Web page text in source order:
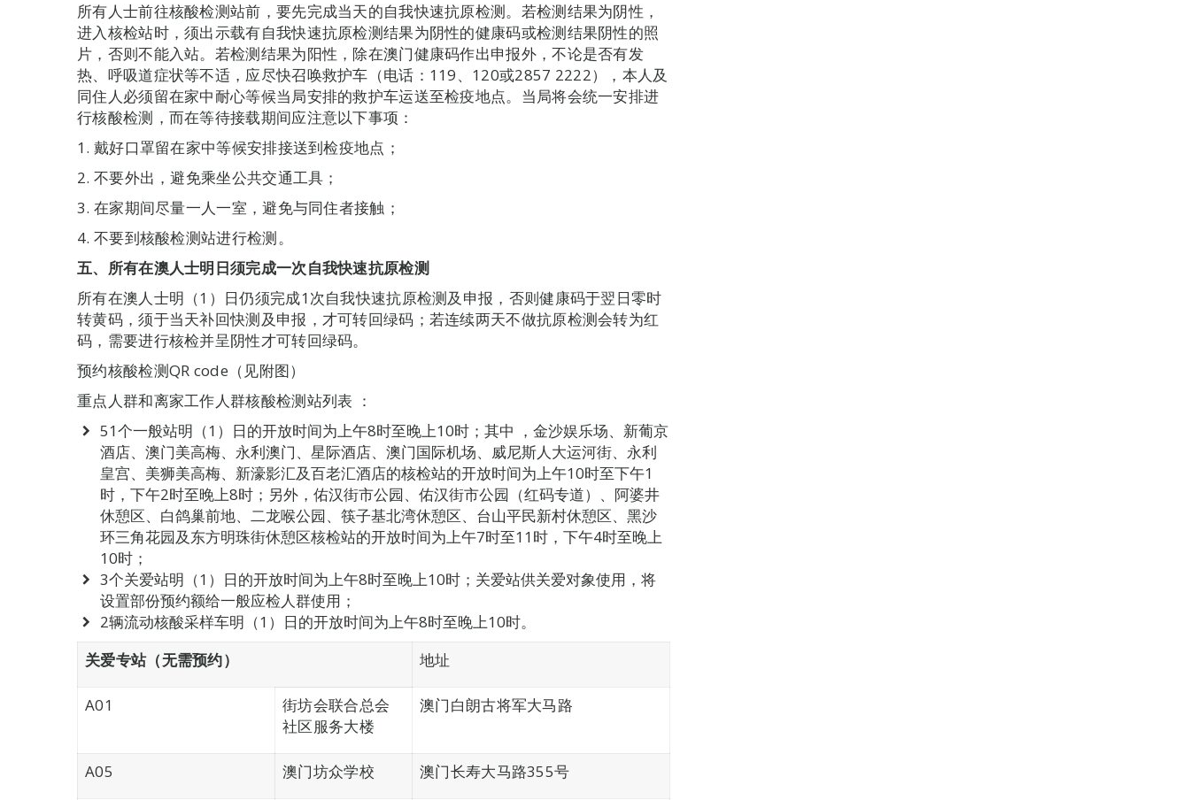
所有人士前往核酸检测站前，要先完成当天的自我快速抗原检测。若检测结果为阴性，
进入核检站时，须出示载有自我快速抗原检测结果为阴性的健康码或检测结果阴性的照
片，否则不能入站。若检测结果为阳性，除在澳门健康码作出申报外，不论是否有发
热、呼吸道症状等不适，应尽快召唤救护车（电话：119、120或2857 2222），本人及
同住人必须留在家中耐心等候当局安排的救护车运送至检疫地点。当局将会统一安排进
行核酸检测，而在等待接载期间应注意以下事项：
1. 戴好口罩留在家中等候安排接送到检疫地点；
2. 不要外出，避免乘坐公共交通工具；
3. 在家期间尽量一人一室，避免与同住者接触；
4. 不要到核酸检测站进行检测。
五、 所有在澳人士明日须完成一次自我快速抗原检测
所有在澳人士明（1）日仍须完成1次自我快速抗原检测及申报，否则健康码于翌日零时
转黄码，须于当天补回快测及申报，才可转回绿码；若连续两天不做抗原检测会转为红
码，需要进行核检并呈阴性才可转回绿码。
预约核酸检测QR code（见附图）
重点人群和离家工作人群核酸检测站列表 ：
51个一般站明（1）日的开放时间为上午8时至晚上10时；其中 ，金沙娱乐场、新葡京
酒店、澳门美高梅、永利澳门、星际酒店、澳门国际机场、威尼斯人大运河街、永利
皇宫、美狮美高梅、新濠影汇及百老汇酒店的核检站的开放时间为上午10时至下午1
时，下午2时至晚上8时；另外，佑汉街市公园、佑汉街市公园（红码专道）、阿婆井
休憩区、白鸽巢前地、二龙喉公园、筷子基北湾休憩区、台山平民新村休憩区、黑沙
环三角花园及东方明珠街休憩区核检站的开放时间为上午7时至11时，下午4时至晚上
10时；
3个关爱站明（1）日的开放时间为上午8时至晚上10时；关爱站供关爱对象使用，将
设置部份预约额给一般应检人群使用；
2辆流动核酸采样车明（1）日的开放时间为上午8时至晚上10时。
关爱专站（无需预约）
地址
A01
街坊会联合总会
社区服务大楼
澳门白朗古将军大马路
A05 澳门坊众学校 澳门长寿大马路355号